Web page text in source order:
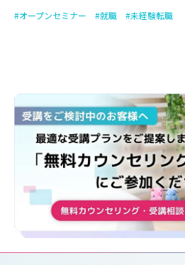
#オープンセミナー #就職 #未経験転職